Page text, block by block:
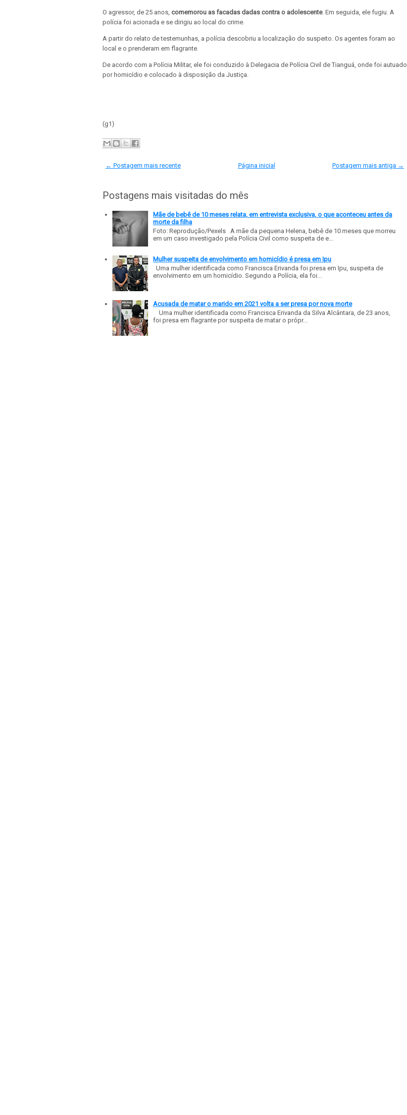
O agressor, de 25 anos, comemorou as facadas dadas contra o adolescente. Em seguida, ele fugiu. A
polícia foi acionada e se dirigiu ao local do crime.
A partir do relato de testemunhas, a polícia descobriu a localização do suspeito. Os agentes foram ao
local e o prenderam em flagrante.
De acordo com a Polícia Militar, ele foi conduzido à Delegacia de Polícia Civil de Tianguá, onde foi autuado
por homicídio e colocado à disposição da Justiça.
(g1)
← Postagem mais recente Postagem mais antiga →
Página inicial
Postagens mais visitadas do mês
Mãe de bebê de 10 meses relata, em entrevista exclusiva, o que aconteceu antes da
morte da filha
Foto: Reprodução/Pexels A mãe da pequena Helena, bebê de 10 meses que morreu
em um caso investigado pela Polícia Civil como suspeita de e...
Mulher suspeita de envolvimento em homicídio é presa em Ipu
Uma mulher identificada como Francisca Erivanda foi presa em Ipu, suspeita de
envolvimento em um homicídio. Segundo a Polícia, ela foi...
Acusada de matar o marido em 2021 volta a ser presa por nova morte
Uma mulher identificada como Francisca Erivanda da Silva Alcântara, de 23 anos,
foi presa em flagrante por suspeita de matar o própr...